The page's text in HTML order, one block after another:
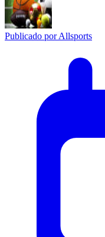
Publicado porAllsports